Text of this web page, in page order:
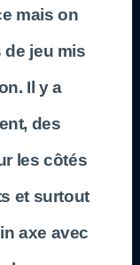
mais on
jeu mis
. Il y a
des
les côtés
et surtout
axe avec